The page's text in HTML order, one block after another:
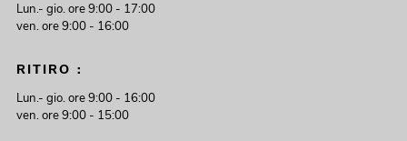
Lun.- gio. ore 9:00 - 17:00
ven. ore 9:00 - 16:00
RITIRO :
Lun.- gio. ore 9:00 - 16:00
ven. ore 9:00 - 15:00